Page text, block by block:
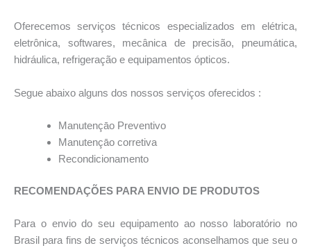
Oferecemos serviços técnicos especializados em elétrica,
eletrônica, softwares, mecânica de precisão, pneumática,
hidráulica, refrigeração e equipamentos ópticos.
Segue abaixo alguns dos nossos serviços oferecidos :
Manutençāo Preventivo
Manutençāo corretiva
Recondicionamento
RECOMENDAÇÕES PARA ENVIO DE PRODUTOS
Para o envio do seu equipamento ao nosso laboratório no
Brasil para fins de serviços técnicos aconselhamos que seu o